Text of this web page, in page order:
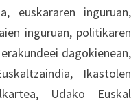
euskararen inguruan,
inguruan, politikaren
dagokienean,
Ikastolen
Udako Euskal